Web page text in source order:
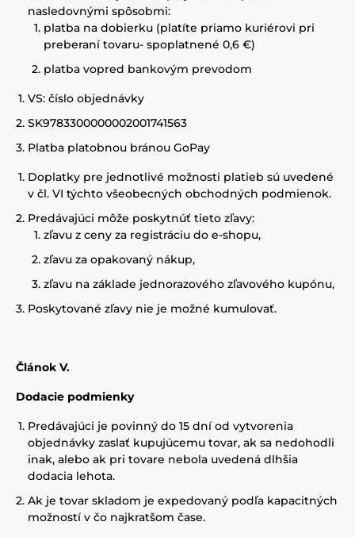
nasledovnými spôsobmi:
platba na dobierku (platíte priamo kuriérovi pri
preberaní tovaru- spoplatnené 0,6 €)
platba vopred bankovým prevodom
VS: číslo objednávky
SK9783300000002001741563
Platba platobnou bránou GoPay
Doplatky pre jednotlivé možnosti platieb sú uvedené
v čl. VI týchto všeobecných obchodných podmienok.
Predávajúci môže poskytnúť tieto zľavy:
zľavu z ceny za registráciu do e-shopu,
zľavu za opakovaný nákup,
zľavu na základe jednorazového zľavového kupónu,
Poskytované zľavy nie je možné kumulovať.
Článok V.
Dodacie podmienky
Predávajúci je povinný do 15 dní od vytvorenia
objednávky zaslať kupujúcemu tovar, ak sa nedohodli
inak, alebo ak pri tovare nebola uvedená dlhšia
dodacia lehota.
Ak je tovar skladom je expedovaný podľa kapacitných
možností v čo najkratšom čase.